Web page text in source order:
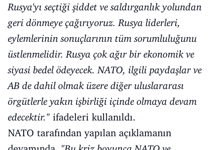
Rusya'yı seçtiği şiddet ve saldırganlık yolundan
geri dönmeye çağırıyoruz. Rusya liderleri,
eylemlerinin sonuçlarının tüm sorumluluğunu
üstlenmelidir. Rusya çok ağır bir ekonomik ve
siyasi bedel ödeyecek. NATO, ilgili paydaşlar ve
AB de dahil olmak üzere diğer uluslararası
örgütlerle yakın işbirliği içinde olmaya devam
edecektir." ifadeleri kullanıldı.
NATO tarafından yapılan açıklamanın